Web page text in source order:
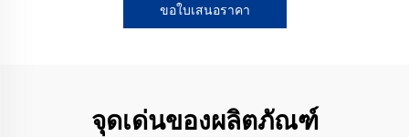
ขอใบเสนอราคา
จุดเด่นของผลิตภัณฑ์